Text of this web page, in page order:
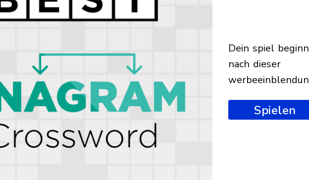
dein spiel beginnt
nach dieser
Spielen